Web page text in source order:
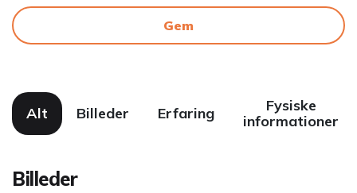
Gem
Alt Billeder Erfaring
Fysiske
informationer
Billeder